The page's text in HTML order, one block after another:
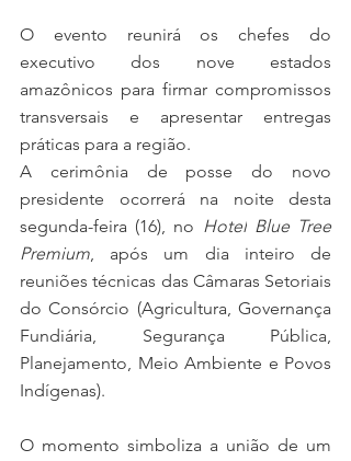
O evento reunirá os chefes do
executivo dos nove estados
amazônicos para firmar compromissos
transversais e apresentar entregas
práticas para a região.
A cerimônia de posse do novo
presidente ocorrerá na noite desta
segunda-feira (16), no Hotel Blue Tree
Premium, após um dia inteiro de
reuniões técnicas das Câmaras Setoriais
do Consórcio (Agricultura, Governança
Fundiária, Segurança Pública,
Planejamento, Meio Ambiente e Povos
Indígenas).
O momento simboliza a união de um